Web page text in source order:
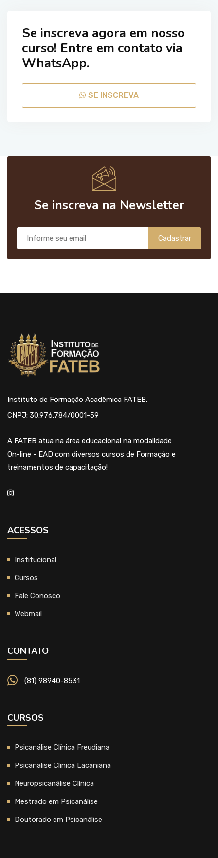
Se inscreva agora em nosso
curso! Entre em contato via
WhatsApp.
SE INSCREVA
Se inscreva na Newsletter
Cadastrar
Instituto de Formação Acadêmica FATEB.
CNPJ: 30.976.784/0001-59
A FATEB atua na área educacional na modalidade
On-line - EAD com diversos cursos de Formação e
treinamentos de capacitação!
ACESSOS
Institucional
Cursos
Fale Conosco
Webmail
CONTATO
(81) 98940-8531
CURSOS
Psicanálise Clínica Freudiana
Psicanálise Clínica Lacaniana
Neuropsicanálise Clínica
Mestrado em Psicanálise
Doutorado em Psicanálise